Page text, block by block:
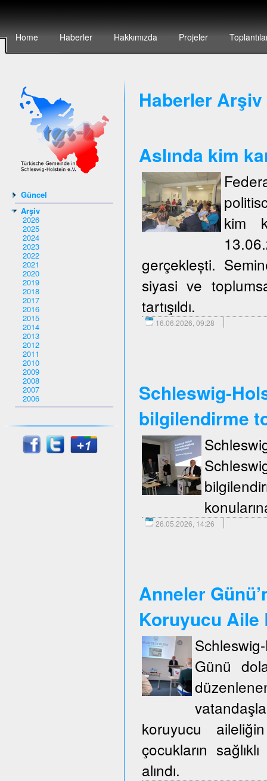
Home Haberler Hakkımızda Projeler
Güncel
Arşiv
2026
2025
2024
2023
2022
2021
2020
2019
2018
2017
2016
2015
2014
2013
2012
2011
2010
2009
2008
2007
2006
Haberler Arşiv
Aslında kim
kim
gerçeklești.
siyasi ve
tartışıldı.
16.06.2026, 09:28
Schleswig-
bilgilendirme
26.05.2026, 14:26
Anneler
Koruyucu Aile
Günü
koruyucu
çocukların
alındı.